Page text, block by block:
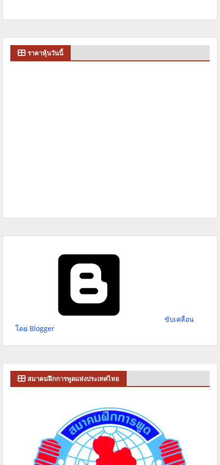
ราคาหุ้นวันนี้
ขับเคลื่อน
โดย Blogger
สมาคมฝึกการพูดแห่งประเทศไทย